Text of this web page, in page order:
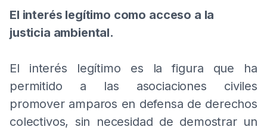
El interés legítimo como acceso a la
justicia ambiental.
El interés legítimo es la figura que ha
permitido a las asociaciones civiles
promover amparos en defensa de derechos
colectivos, sin necesidad de demostrar un